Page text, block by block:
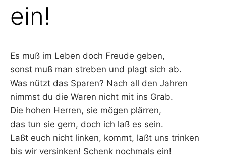
ein!
Es muß im Leben doch Freude geben,
sonst muß man streben und plagt sich ab.
Was nützt das Sparen? Nach all den Jahren
nimmst du die Waren nicht mit ins Grab.
Die hohen Herren, sie mögen plärren,
das tun sie gern, doch ich laß es sein.
Laßt euch nicht linken, kommt, laßt uns trinken
bis wir versinken! Schenk nochmals ein!